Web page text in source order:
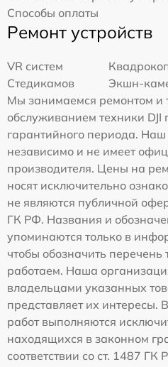
Способы оплаты
Ремонт устройств
VR систем
Стедикамов
Экшн-
Мы занимаемся ремонтом и
обслуживанием техники DJI
гарантийного периода.
независимо и не имеет
производителя. Цены на
носят исключительно
не являются публичной
ГК РФ. Названия и
упоминаются только в
чтобы обозначить перечень
работаем. Наша
владельцами указанных
представляет их интересы.
работ выполняются
находящихся в законном
соответствии со ст. 1487 ГК